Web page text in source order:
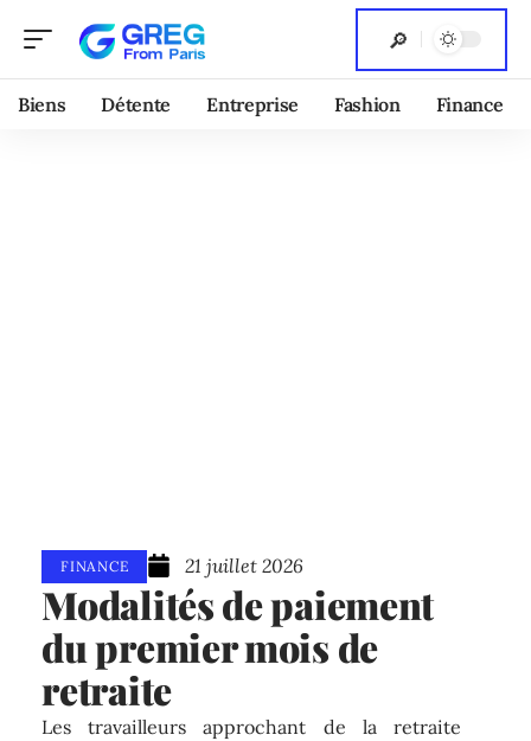
Biens Détente Entreprise Fashion Finance
FINANCE 21 juillet 2026
Modalités de paiement
du premier mois de
retraite
Les travailleurs approchant de la retraite